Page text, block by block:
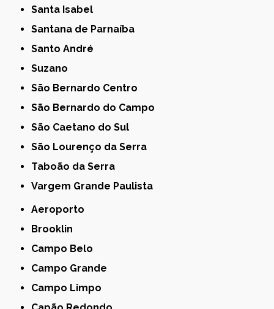
Santa Isabel
Santana de Parnaíba
Santo André
Suzano
São Bernardo Centro
São Bernardo do Campo
São Caetano do Sul
São Lourenço da Serra
Taboão da Serra
Vargem Grande Paulista
Aeroporto
Brooklin
Campo Belo
Campo Grande
Campo Limpo